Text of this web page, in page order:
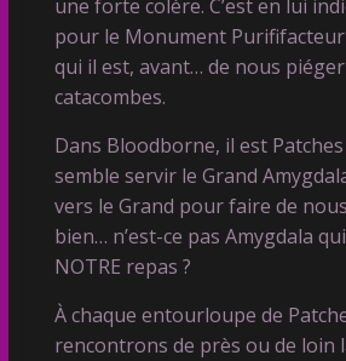
une forte colère. C’est en lui
pour le Monument Purififacteur
qui il est, avant… de nous
catacombes.
Dans Bloodborne, il est Patches
semble servir le Grand
vers le Grand pour faire de
bien… n’est-ce pas Amygdala
NOTRE repas ?
À chaque entourloupe de
rencontrons de près ou de loin